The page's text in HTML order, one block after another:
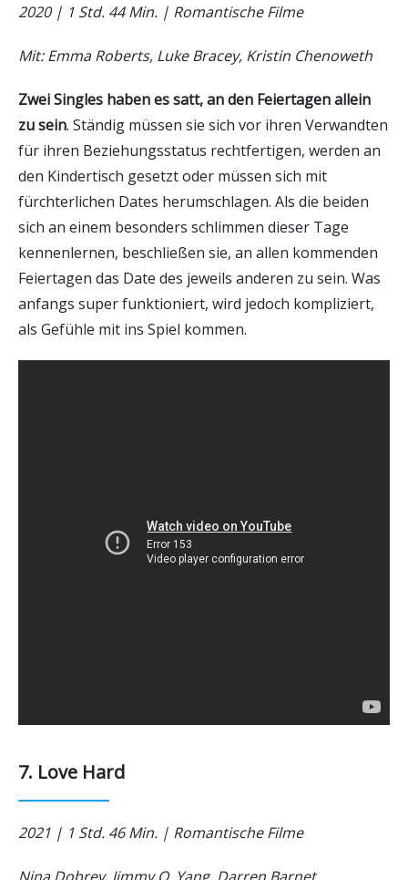
2020 | 1 Std. 44 Min. | Romantische Filme
Mit: Emma Roberts, Luke Bracey, Kristin Chenoweth
Zwei Singles haben es satt, an den Feiertagen allein
zu sein. Ständig müssen sie sich vor ihren Verwandten
für ihren Beziehungsstatus rechtfertigen, werden an
den Kindertisch gesetzt oder müssen sich mit
fürchterlichen Dates herumschlagen. Als die beiden
sich an einem besonders schlimmen dieser Tage
kennenlernen, beschließen sie, an allen kommenden
Feiertagen das Date des jeweils anderen zu sein. Was
anfangs super funktioniert, wird jedoch kompliziert,
als Gefühle mit ins Spiel kommen.
7. Love Hard
2021 | 1 Std. 46 Min. | Romantische Filme